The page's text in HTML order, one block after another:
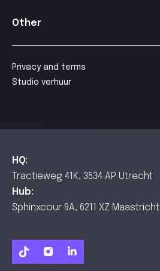
Other
Privacy and terms
Studio verhuur
HQ:
Tractieweg 41K, 3534 AP Utrecht
Hub:
Sphinxcour 9A, 6211 XZ Maastricht